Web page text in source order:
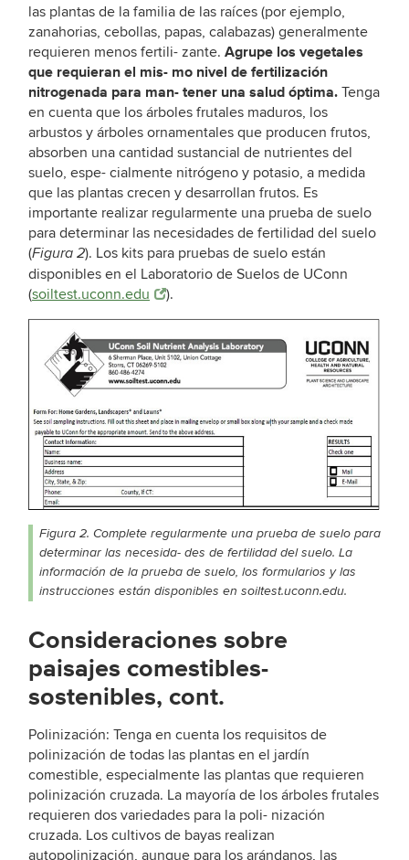
las plantas de la familia de las raíces (por ejemplo,
zanahorias, cebollas, papas, calabazas) generalmente
requieren menos fertili- zante. Agrupe los vegetales
que requieran el mis- mo nivel de fertilización
nitrogenada para man- tener una salud óptima. Tenga
en cuenta que los árboles frutales maduros, los
arbustos y árboles ornamentales que producen frutos,
absorben una cantidad sustancial de nutrientes del
suelo, espe- cialmente nitrógeno y potasio, a medida
que las plantas crecen y desarrollan frutos. Es
importante realizar regularmente una prueba de suelo
para determinar las necesidades de fertilidad del suelo
(Figura 2). Los kits para pruebas de suelo están
disponibles en el Laboratorio de Suelos de UConn
(soiltest.uconn.edu ).
Figura 2. Complete regularmente una prueba de suelo para
determinar las necesida- des de fertilidad del suelo. La
información de la prueba de suelo, los formularios y las
instrucciones están disponibles en soiltest.uconn.edu.
Consideraciones sobre
paisajes comestibles-
sostenibles, cont.
Polinización: Tenga en cuenta los requisitos de
polinización de todas las plantas en el jardín
comestible, especialmente las plantas que requieren
polinización cruzada. La mayoría de los árboles frutales
requieren dos variedades para la poli- nización
cruzada. Los cultivos de bayas realizan
autopolinización, aunque para los arándanos, las